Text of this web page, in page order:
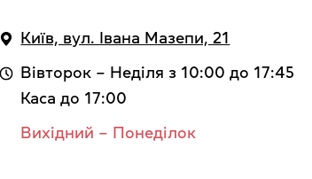
Київ, вул. Івана Мазепи, 21
Вівторок – Неділя з 10:00 до 17:45
Каса до 17:00
Вихідний – Понеділок